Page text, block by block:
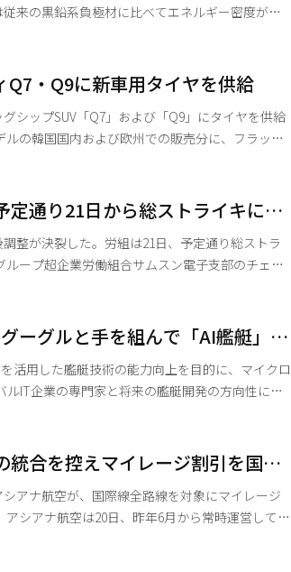
来の黒鉛系負極材に比べてエネルギー密度が格
に使用されるが、ポスコフューチャーエムはシ
たテストでも、充放電1000回後に初期容量の
・Q9に新車用タイヤを供給
シップSUV「Q7」および「Q9」にタイヤを供給
）」のSUV専用超高性能タイヤ2種を新車用に
チの規格のスーパースポーツオールシーズンタ
専用の超高性能タイヤ「ベンタス エボ SUV」など
定通り21日から総ストライキに突
調整が終了」
整が決裂した。労組は21日、予定通り総ストラ
働組合は事後調整の3日間、誠実に取り組み、接
った」と主張した。 声明によると、労
意の意向を示したが、会社側は拒否の立場を
ーグルと手を組んで「AI艦艇」開
活用した艦艇技術の能力向上を目的に、マイクロ
ルIT企業の専門家と将来の艦艇開発の方向性につ
力確保の観点から、AI技術を活用した未来の艦艇
ァビルディングで「第4回次世代スマート艦艇技
将来の海洋防衛産業の研究開発方向について
統合を控えマイレージ割引を国際
アナ航空が、国際線全路線を対象にマイレージ
マイレージ・ナウ」を、本日から国際線全路線